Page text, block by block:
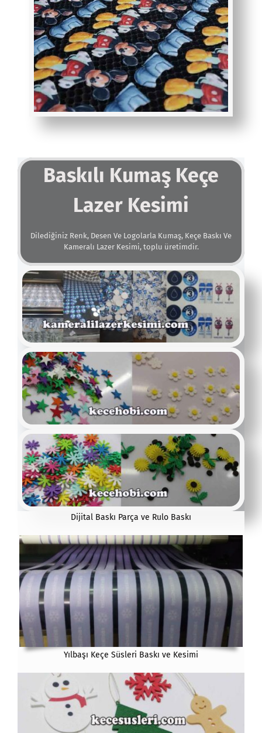
Baskılı Kumaş Keçe
Lazer Kesimi
Dilediğiniz Renk, Desen Ve Logolarla Kumaş, Keçe Baskı Ve
Kameralı Lazer Kesimi, toplu üretimdir.
Dijital Baskı Parça ve Rulo Baskı
Yılbaşı Keçe Süsleri Baskı ve Kesimi